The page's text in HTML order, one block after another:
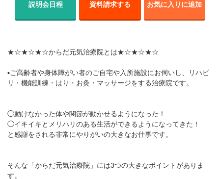
説明会日程 資料請求する お気に入りに追加
★☆★☆★☆からだ元気治療院とは★☆★☆★☆
▪️ご高齢者や身体障がい者のご自宅や入所施設にお伺いし、リハビ
リ・機能訓練・はり・お灸・マッサージをする治療院です。
◯動けなかった体や関節が動かせるようになった！
◯イキイキとメリハリのある生活ができるようになってきた！
と感謝をされる非常にやりがいの大きなお仕事です。
そんな「からだ元気治療院」には3つの大きなポイントがありま
す。